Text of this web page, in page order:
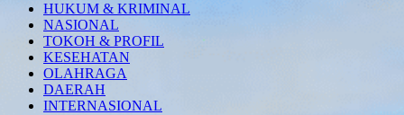
HUKUM & KRIMINAL
NASIONAL
TOKOH & PROFIL
KESEHATAN
OLAHRAGA
DAERAH
INTERNASIONAL